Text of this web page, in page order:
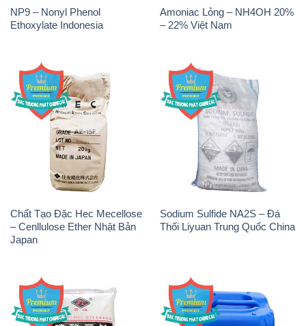
NP9 – Nonyl Phenol
Ethoxylate Indonesia
Amoniac Lỏng – NH4OH 20%
– 22% Việt Nam
Chất Tạo Đặc Hec Mecellose
– Cenllulose Ether Nhật Bản
Japan
Sodium Sulfide NA2S – Đá
Thối Liyuan Trung Quốc China